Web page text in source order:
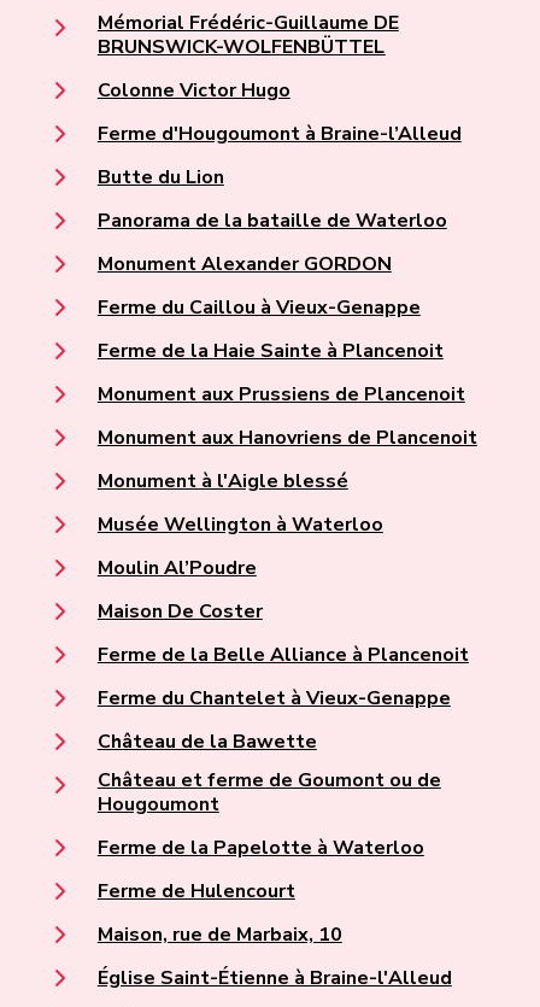
Mémorial Frédéric-Guillaume DE
BRUNSWICK-WOLFENBÜTTEL
Colonne Victor Hugo
Ferme d'Hougoumont à Braine-l’Alleud
Butte du Lion
Panorama de la bataille de Waterloo
Monument Alexander GORDON
Ferme du Caillou à Vieux-Genappe
Ferme de la Haie Sainte à Plancenoit
Monument aux Prussiens de Plancenoit
Monument aux Hanovriens de Plancenoit
Monument à l'Aigle blessé
Musée Wellington à Waterloo
Moulin Al’Poudre
Maison De Coster
Ferme de la Belle Alliance à Plancenoit
Ferme du Chantelet à Vieux-Genappe
Château de la Bawette
Château et ferme de Goumont ou de
Hougoumont
Ferme de la Papelotte à Waterloo
Ferme de Hulencourt
Maison, rue de Marbaix, 10
Église Saint-Étienne à Braine-l'Alleud